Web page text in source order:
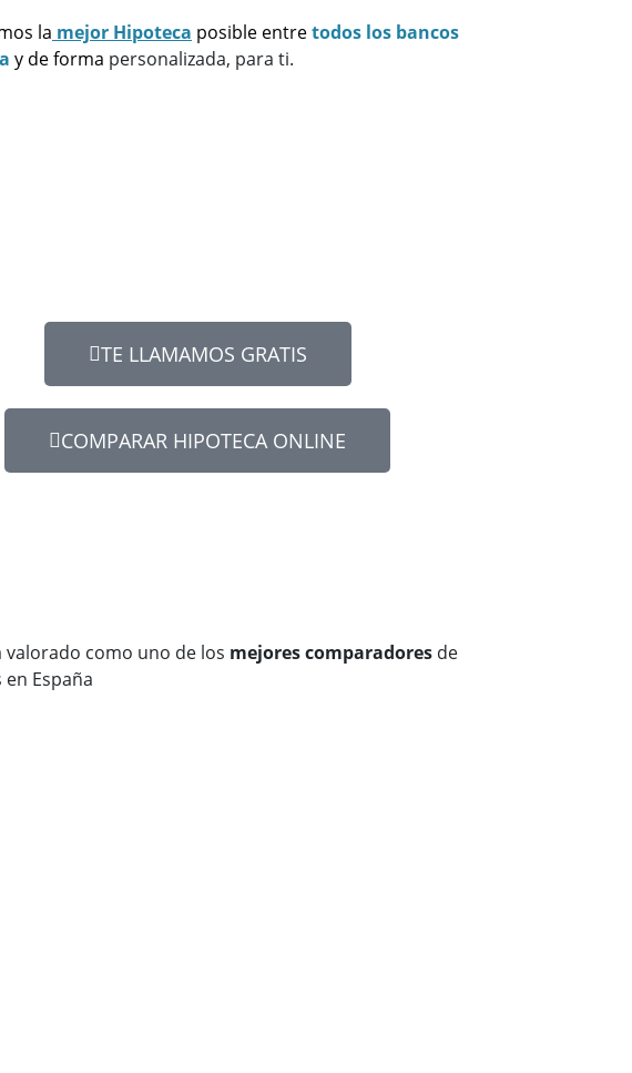
la mejor Hipoteca posible entretodos los bancos
y de forma personalizada, para ti.
TE LLAMAMOS GRATIS
COMPARAR HIPOTECA ONLINE
valorado como uno de los mejores comparadores de
España